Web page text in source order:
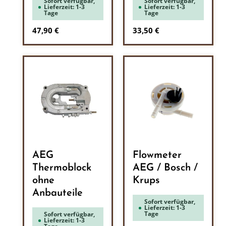
Lieferzeit: 1-3
Tage
Regulärer Preis:
47,90 €
Lieferzeit: 1-3
Tage
Regulärer Preis:
33,50 €
AEG
Thermoblock
ohne
Anbauteile
Sofort verfügbar,
Lieferzeit: 1-3
Flowmeter
AEG / Bosch /
Krups
Sofort verfügbar,
Lieferzeit: 1-3
Tage